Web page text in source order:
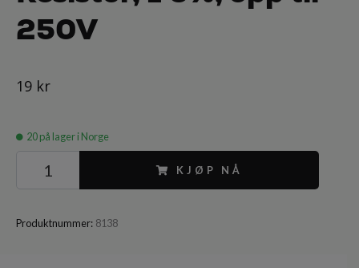
250V
19 kr
20på lager i Norge
KJØP NÅ
Produktnummer: 8138